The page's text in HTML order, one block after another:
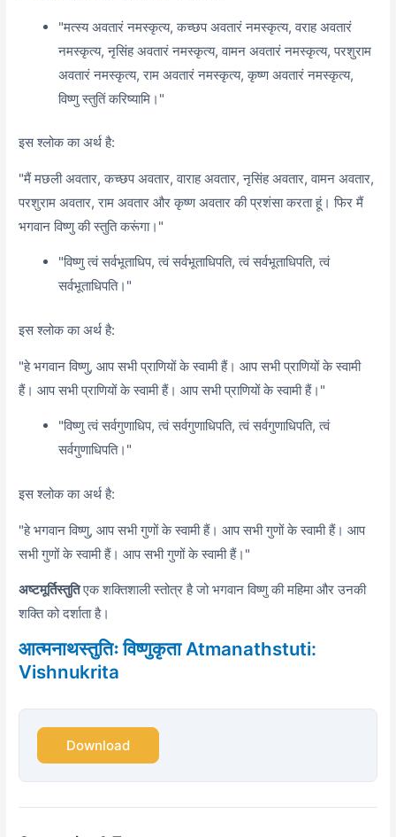
"मत्स्य अवतारं नमस्कृत्य, कच्छप अवतारं नमस्कृत्य, वराह अवतारं
नमस्कृत्य, नृसिंह अवतारं नमस्कृत्य, वामन अवतारं नमस्कृत्य, परशुराम
अवतारं नमस्कृत्य, राम अवतारं नमस्कृत्य, कृष्ण अवतारं नमस्कृत्य,
विष्णु स्तुतिं करिष्यामि।"
इस श्लोक का अर्थ है:
"मैं मछली अवतार, कच्छप अवतार, वाराह अवतार, नृसिंह अवतार, वामन अवतार,
परशुराम अवतार, राम अवतार और कृष्ण अवतार की प्रशंसा करता हूं। फिर मैं
भगवान विष्णु की स्तुति करूंगा।"
"विष्णु त्वं सर्वभूताधिप, त्वं सर्वभूताधिपति, त्वं सर्वभूताधिपति, त्वं
सर्वभूताधिपति।"
इस श्लोक का अर्थ है:
"हे भगवान विष्णु, आप सभी प्राणियों के स्वामी हैं। आप सभी प्राणियों के स्वामी
हैं। आप सभी प्राणियों के स्वामी हैं। आप सभी प्राणियों के स्वामी हैं।"
"विष्णु त्वं सर्वगुणाधिप, त्वं सर्वगुणाधिपति, त्वं सर्वगुणाधिपति, त्वं
सर्वगुणाधिपति।"
इस श्लोक का अर्थ है:
"हे भगवान विष्णु, आप सभी गुणों के स्वामी हैं। आप सभी गुणों के स्वामी हैं। आप
सभी गुणों के स्वामी हैं। आप सभी गुणों के स्वामी हैं।"
अष्टमूर्तिस्तुतिएक शक्तिशाली स्तोत्र है जो भगवान विष्णु की महिमा और उनकी
शक्ति को दर्शाता है।
आत्मनाथस्तुतिः विष्णुकृता Atmanathstuti:
Vishnukrita
Download